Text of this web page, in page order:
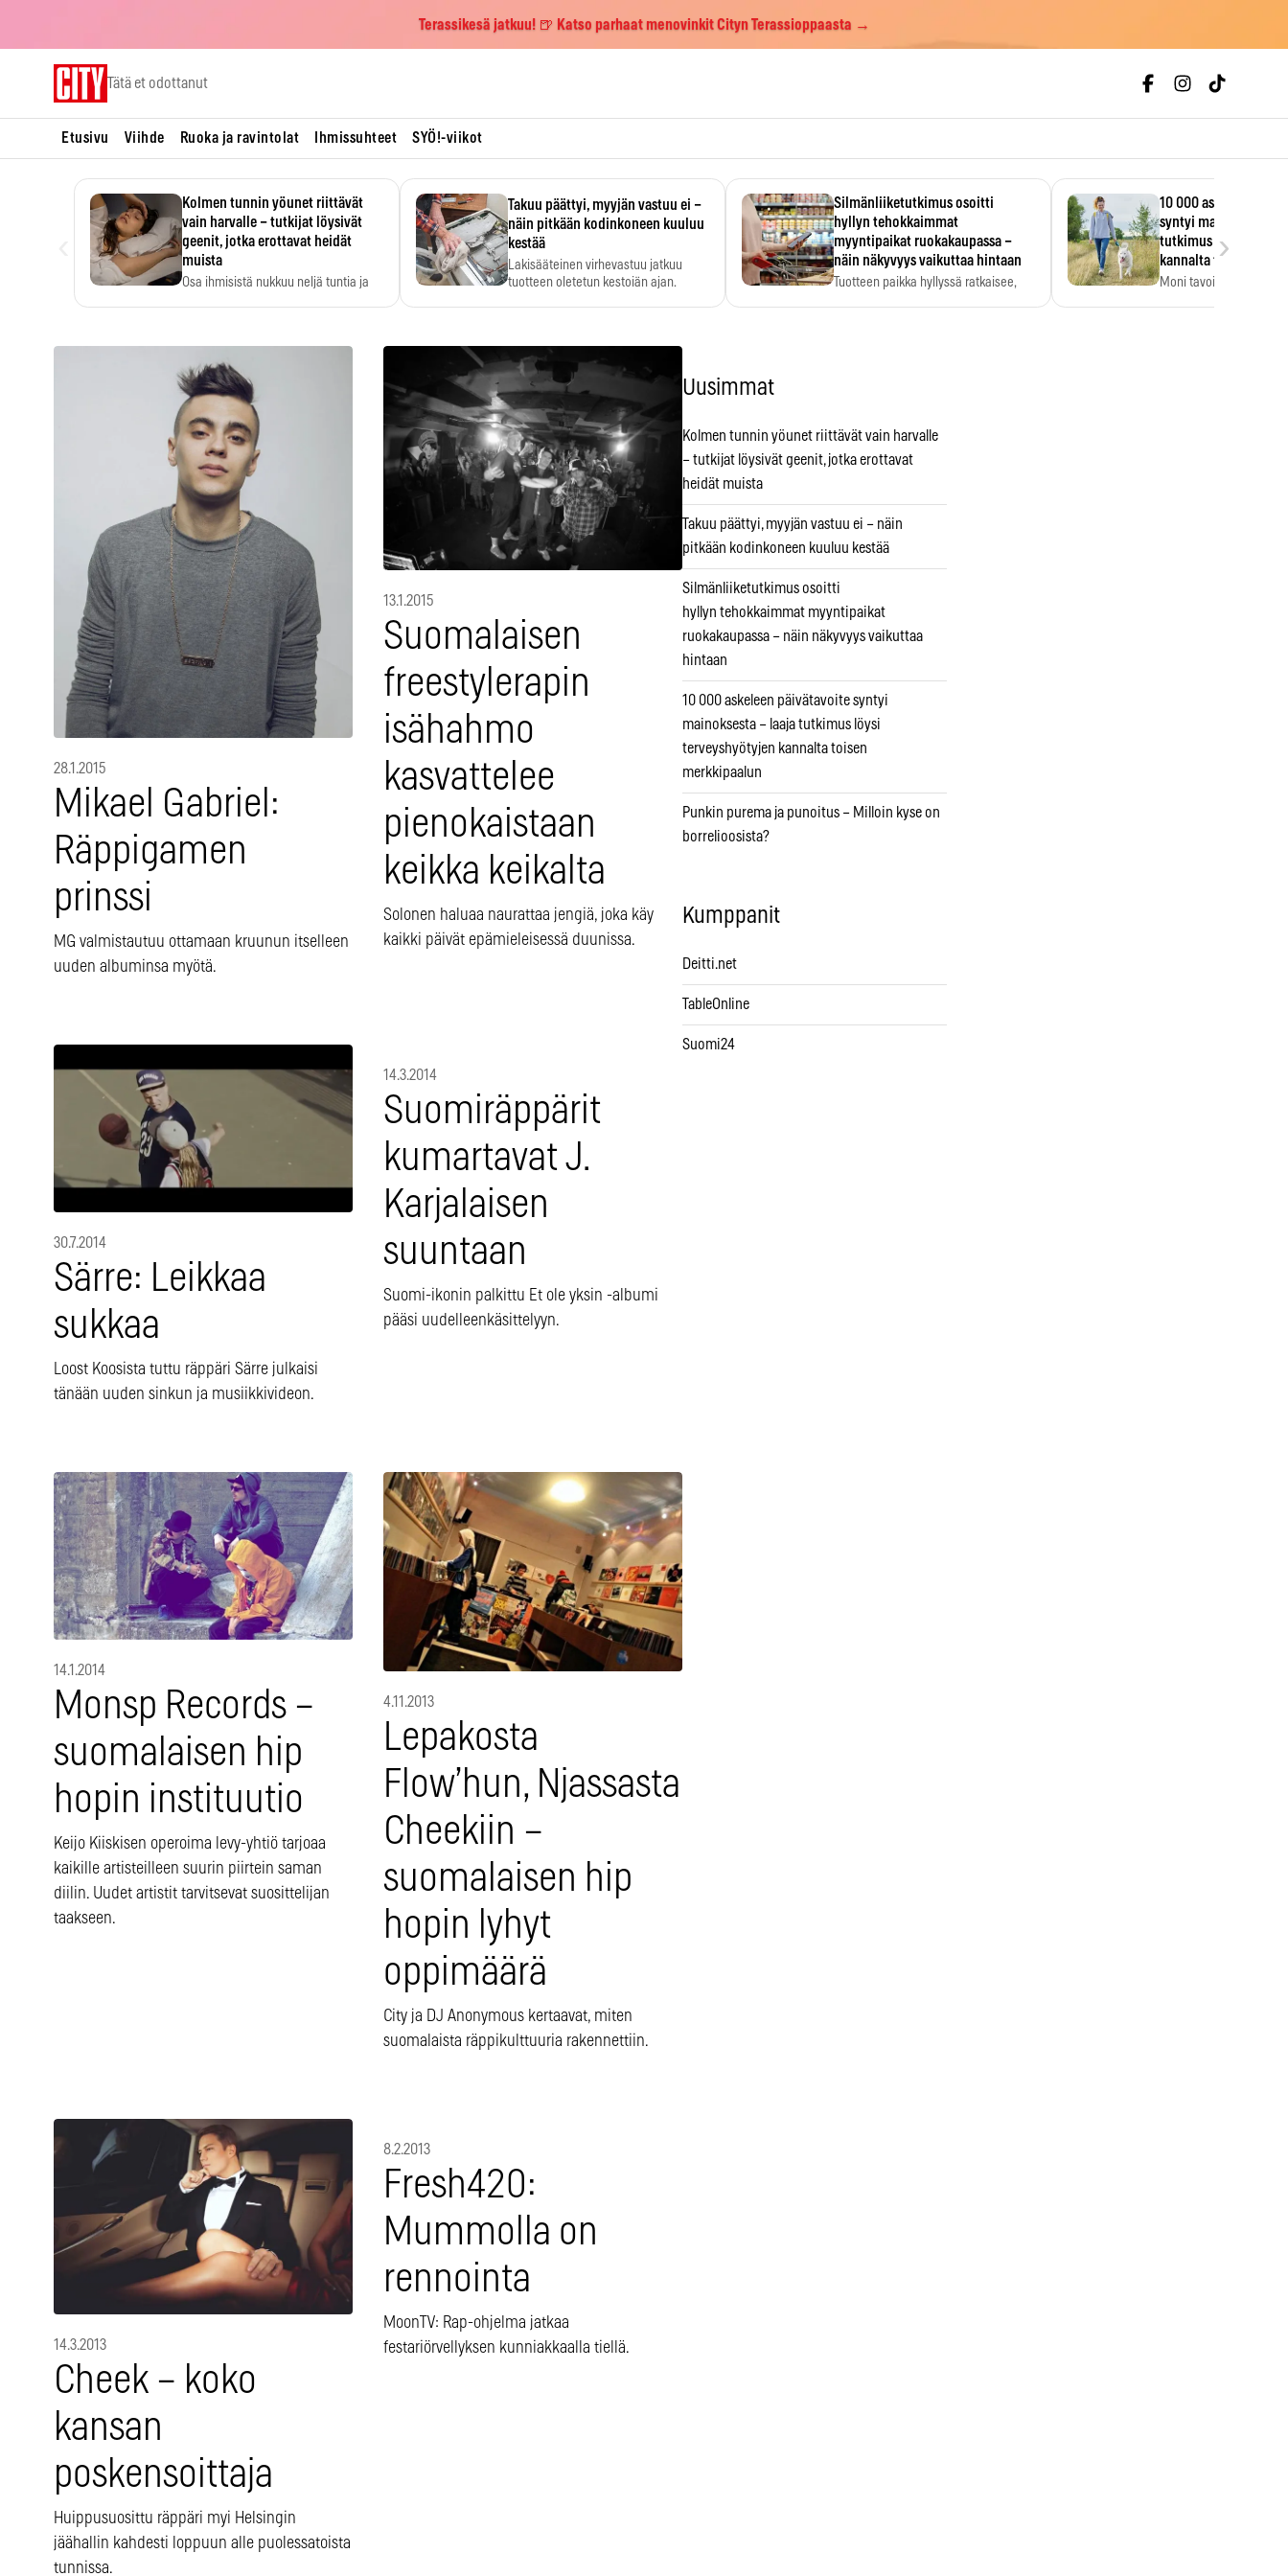
Terassikesä jatkuu! 🍺 Katso parhaat menovinkit Cityn Terassioppaasta →
Tätä et odottanut
Etusivu Viihde Ruoka ja ravintolat Ihmissuhteet SYÖ!-viikot
Kolmen tunnin yöunet riittävät
vain harvalle – tutkijat löysivät
geenit, jotka erottavat heidät
muista
Osa ihmisistä nukkuu neljä tuntia ja
Takuu päättyi, myyjän vastuu ei –
näin pitkään kodinkoneen kuuluu
kestää
Lakisääteinen virhevastuu jatkuu
tuotteen oletetun kestoiän ajan.
Silmänliiketutkimus osoitti
hyllyn tehokkaimmat
myyntipaikat ruokakaupassa –
näin näkyvyys vaikuttaa hintaan
Tuotteen paikka hyllyssä ratkaisee,
10 000 askeleen
syntyi mainoksesta –
tutkimus löysi
kannalta toisen
Moni tavoittelee 10 000
›
28.1.2015
Mikael Gabriel:
Räppigamen
prinssi
MG valmistautuu ottamaan kruunun itselleen
uuden albuminsa myötä.
13.1.2015
Suomalaisen
freestylerapin
isähahmo
kasvattelee
pienokaistaan
keikka keikalta
Solonen haluaa naurattaa jengiä, joka käy
kaikki päivät epämieleisessä duunissa.
30.7.2014
Särre: Leikkaa
sukkaa
Loost Koosista tuttu räppäri Särre julkaisi
tänään uuden sinkun ja musiikkivideon.
14.3.2014
Suomiräppärit
kumartavat J.
Karjalaisen
suuntaan
Suomi-ikonin palkittu Et ole yksin -albumi
pääsi uudelleenkäsittelyyn.
14.1.2014
Monsp Records –
suomalaisen hip
hopin instituutio
Keijo Kiiskisen operoima levy-yhtiö tarjoaa
kaikille artisteilleen suurin piirtein saman
diilin. Uudet artistit tarvitsevat suosittelijan
taakseen.
4.11.2013
Lepakosta
Flow’hun, Njassasta
Cheekiin –
suomalaisen hip
hopin lyhyt
oppimäärä
City ja DJ Anonymous kertaavat, miten
suomalaista räppikulttuuria rakennettiin.
14.3.2013
Cheek – koko
kansan
poskensoittaja
Huippusuosittu räppäri myi Helsingin
jäähallin kahdesti loppuun alle puolessatoista
tunnissa.
8.2.2013
Fresh420:
Mummolla on
rennointa
MoonTV: Rap-ohjelma jatkaa
festariörvellyksen kunniakkaalla tiellä.
Uusimmat
Kolmen tunnin yöunet riittävät vain harvalle
– tutkijat löysivät geenit, jotka erottavat
heidät muista
Takuu päättyi, myyjän vastuu ei – näin
pitkään kodinkoneen kuuluu kestää
Silmänliiketutkimus osoitti
hyllyn tehokkaimmat myyntipaikat
ruokakaupassa – näin näkyvyys vaikuttaa
hintaan
10 000 askeleen päivätavoite syntyi
mainoksesta – laaja tutkimus löysi
terveyshyötyjen kannalta toisen
merkkipaalun
Punkin purema ja punoitus – Milloin kyse on
borrelioosista?
Kumppanit
Deitti.net
TableOnline
Suomi24